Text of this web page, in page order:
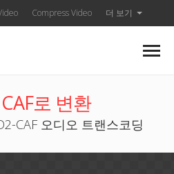
Compress Video 더 보기
로 변환
CAF 오디오 트랜스코딩